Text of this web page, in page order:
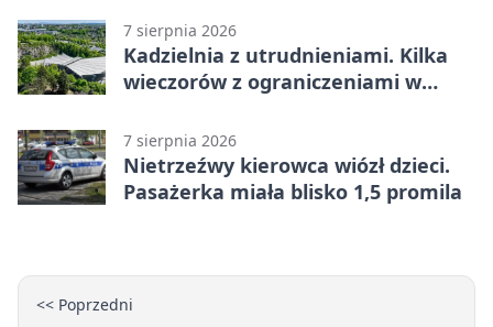
7 sierpnia 2026
Kadzielnia z utrudnieniami. Kilka
wieczorów z ograniczeniami w
7 sierpnia 2026
Nietrzeźwy kierowca wiózł dzieci.
Pasażerka miała blisko 1,5 promila
<< Poprzedni